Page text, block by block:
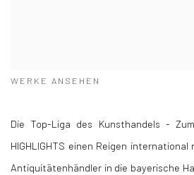
WERKE ANSEHEN
Die Top-Liga des Kunsthandels -
HIGHLIGHTS einen Reigen
Antiquitätenhändler in die bayerische